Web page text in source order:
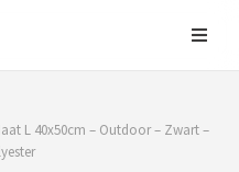
L 40x50cm – Outdoor – Zwart –